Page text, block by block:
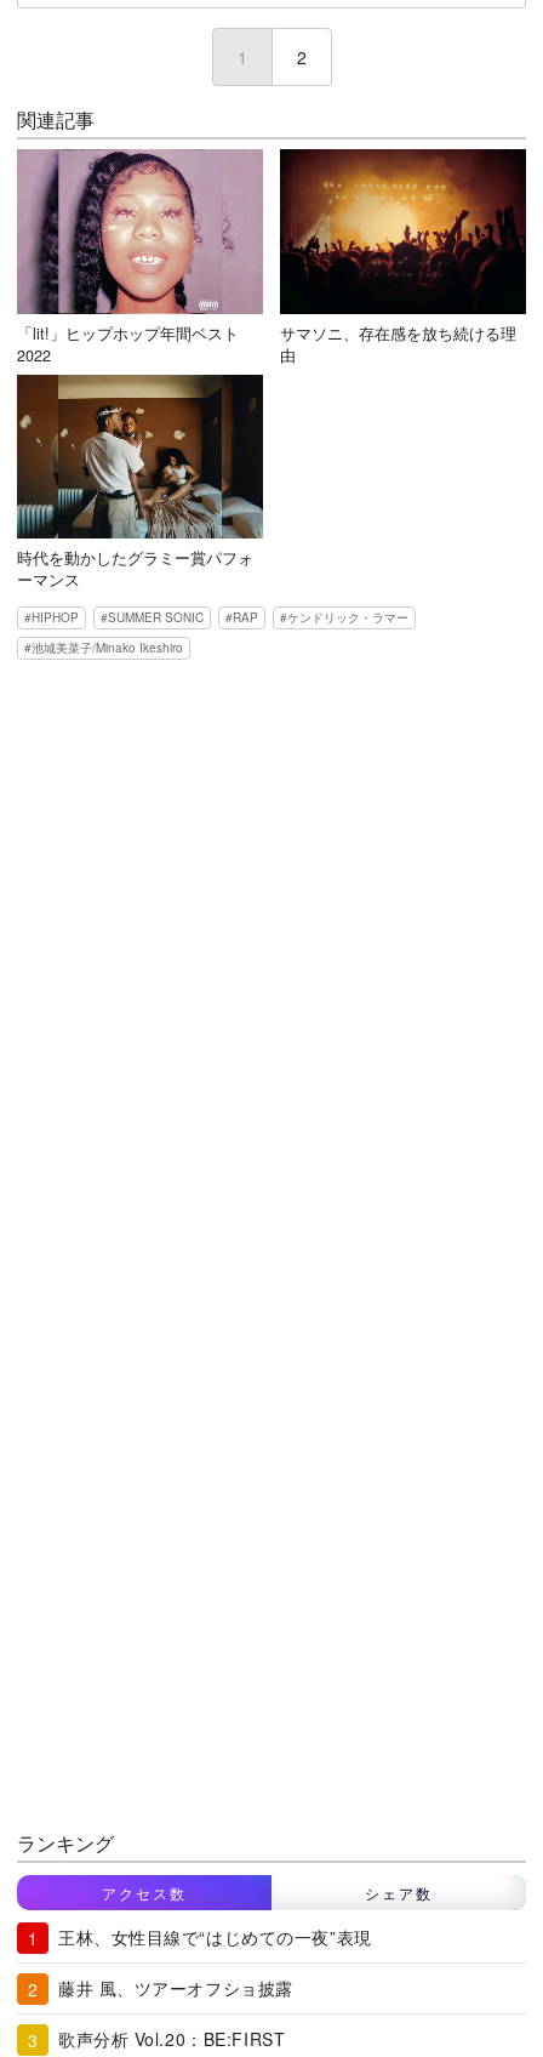
1 (current)
2
関連記事
「lit!」ヒップホップ年間ベスト
2022
サマソニ、存在感を放ち続ける理
由
時代を動かしたグラミー賞パフォ
ーマンス
HIPHOP SUMMER SONIC RAP
ケンドリック・ラマー
池城美菜子/Minako Ikeshiro
ランキング
アクセス数 シェア数
王林、女性目線で“はじめての一夜”表現
藤井 風、ツアーオフショ披露
歌声分析 Vol.20：BE:FIRST